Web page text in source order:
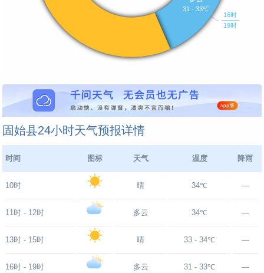
固始县24小时天气预报详情
时间 图标 天气 温度 降雨
10时 晴 34℃ —
11时 - 12时 多云 34℃ —
13时 - 15时 晴 33 - 34℃ —
16时 - 19时 多云 31 - 33℃ —